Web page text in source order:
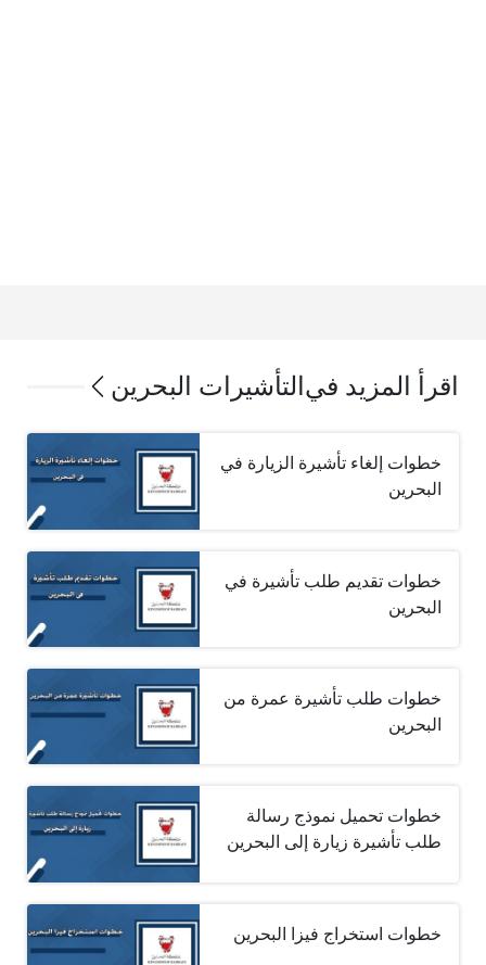
اقرأ المزيد في التأشيرات البحرين
خطوات إلغاء تأشيرة الزيارة في
البحرين
خطوات تقديم طلب تأشيرة في
البحرين
خطوات طلب تأشيرة عمرة من
البحرين
خطوات تحميل نموذج رسالة
طلب تأشيرة زيارة إلى البحرين
خطوات استخراج فيزا البحرين